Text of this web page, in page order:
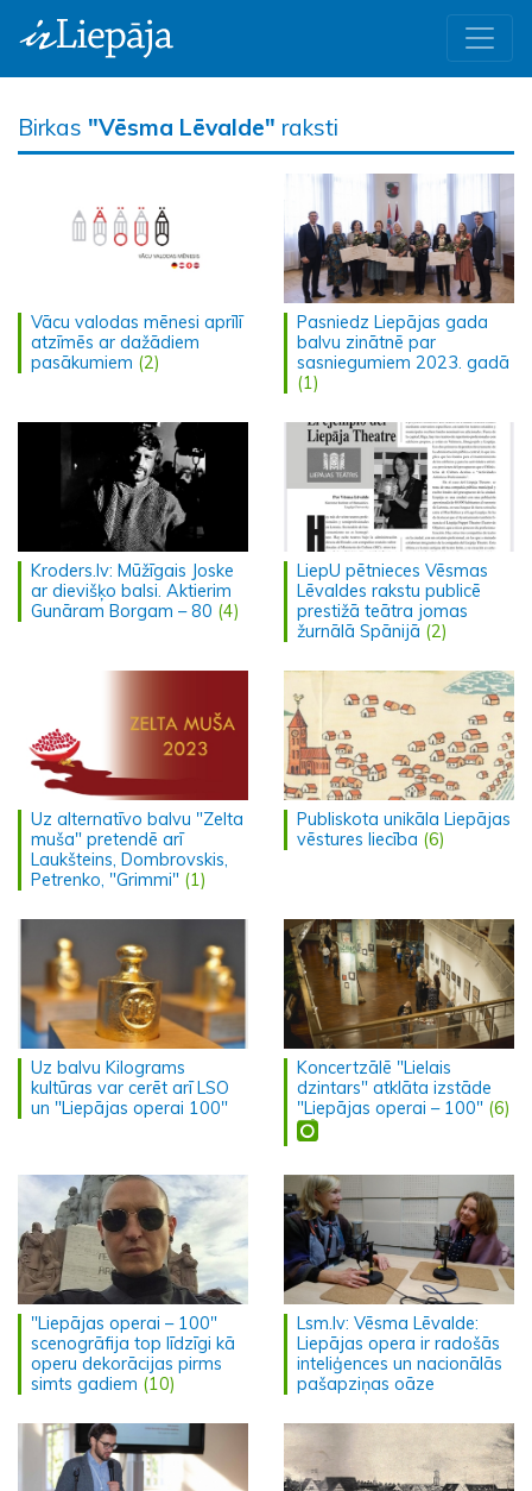
Birkas "Vēsma Lēvalde" raksti
Vācu valodas mēnesi aprīlī
atzīmēs ar dažādiem
pasākumiem (2)
Pasniedz Liepājas gada
balvu zinātnē par
sasniegumiem 2023. gadā
(1)
Kroders.lv: Mūžīgais Joske
ar dievišķo balsi. Aktierim
Gunāram Borgam – 80 (4)
LiepU pētnieces Vēsmas
Lēvaldes rakstu publicē
prestižā teātra jomas
žurnālā Spānijā (2)
Uz alternatīvo balvu "Zelta
muša" pretendē arī
Laukšteins, Dombrovskis,
Petrenko, "Grimmi" (1)
Publiskota unikāla Liepājas
vēstures liecība (6)
Uz balvu Kilograms
kultūras var cerēt arī LSO
un "Liepājas operai 100"
Koncertzālē "Lielais
dzintars" atklāta izstāde
"Liepājas operai – 100" (6)
"Liepājas operai – 100"
scenogrāfija top līdzīgi kā
operu dekorācijas pirms
simts gadiem (10)
Lsm.lv: Vēsma Lēvalde:
Liepājas opera ir radošās
inteliģences un nacionālās
pašapziņas oāze